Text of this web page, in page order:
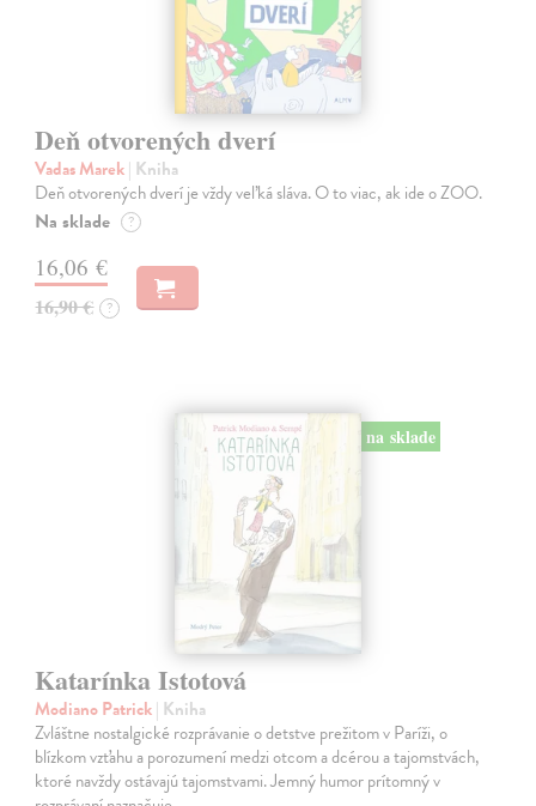
Deň otvorených dverí
Vadas Marek| Kniha
Deň otvorených dverí je vždy veľká sláva. O to viac, ak ide o ZOO.
Na sklade ?
16,06 €
16,90 € ?
na sklade
Katarínka Istotová
Modiano Patrick| Kniha
Zvláštne nostalgické rozprávanie o detstve prežitom v Paríži, o
blízkom vzťahu a porozumení medzi otcom a dcérou a tajomstvách,
ktoré navždy ostávajú tajomstvami. Jemný humor prítomný v